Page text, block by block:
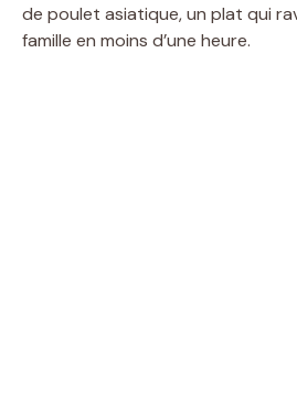
de poulet asiatique, un plat qui
famille en moins d’une heure.